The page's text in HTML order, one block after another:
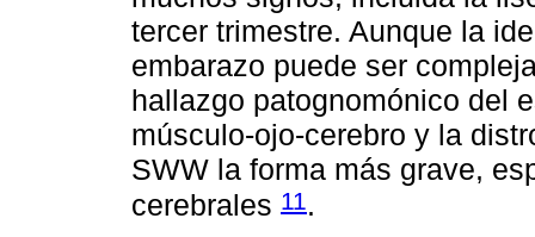
tercer trimestre. Aunque la
embarazo puede ser
hallazgo patognomónico del
músculo-ojo-cerebro y la
SWW la forma más grave,
cerebrales 11.